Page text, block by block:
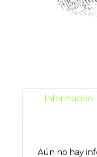
Información
Aún no hay